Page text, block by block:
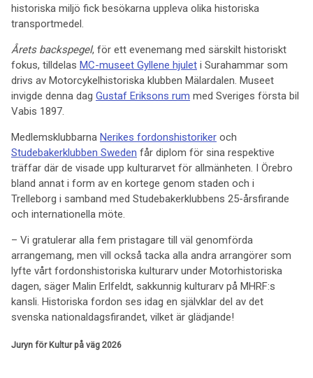
historiska miljö fick besökarna uppleva olika historiska
transportmedel.
Årets backspegel, för ett evenemang med särskilt historiskt
fokus, tilldelas MC-museet Gyllene hjulet i Surahammar som
drivs av Motorcykelhistoriska klubben Mälardalen. Museet
invigde denna dag Gustaf Eriksons rum med Sveriges första bil
Vabis 1897.
Medlemsklubbarna Nerikes fordonshistoriker och
Studebakerklubben Sweden får diplom för sina respektive
träffar där de visade upp kulturarvet för allmänheten. I Örebro
bland annat i form av en kortege genom staden och i
Trelleborg i samband med Studebakerklubbens 25-årsfirande
och internationella möte.
– Vi gratulerar alla fem pristagare till väl genomförda
arrangemang, men vill också tacka alla andra arrangörer som
lyfte vårt fordonshistoriska kulturarv under Motorhistoriska
dagen, säger Malin Erlfeldt, sakkunnig kulturarv på MHRF:s
kansli. Historiska fordon ses idag en självklar del av det
svenska nationaldagsfirandet, vilket är glädjande!
Juryn för Kultur på väg 2026